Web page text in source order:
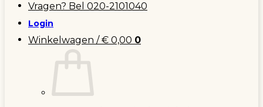
Vragen? Bel 020-2101040
Login
Winkelwagen /€ 0,00 0